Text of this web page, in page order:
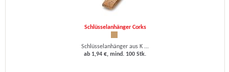
Schlüsselanhänger Corks
Schlüsselanhänger aus K ...
ab 1,94 €, mind. 100 Stk.